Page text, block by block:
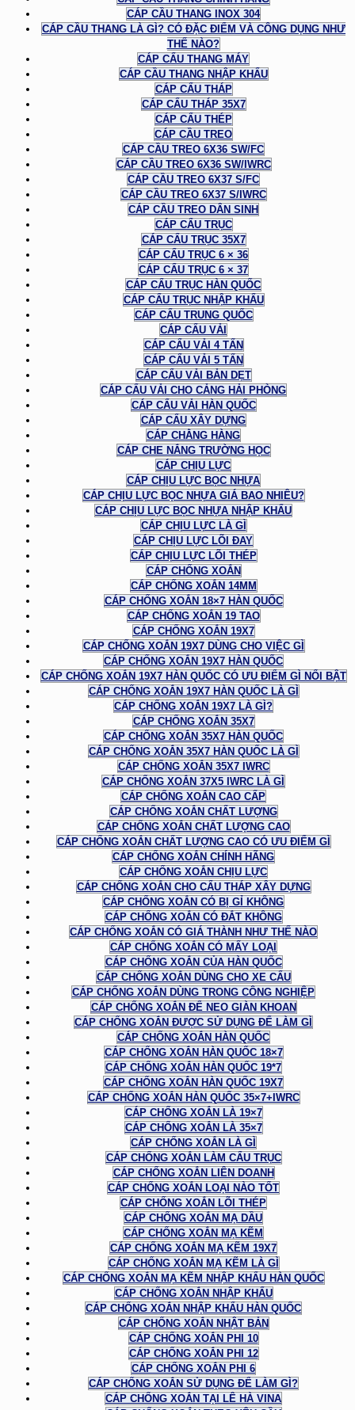
CÁP CẦU THANG INOX 304
CÁP CẦU THANG LÀ GÌ? CÓ ĐẶC ĐIỂM VÀ CÔNG DỤNG NHƯ
THẾ NÀO?
CÁP CẨU THANG MÁY
CÁP CẦU THANG NHẬP KHẨU
CÁP CẨU THÁP
CÁP CẨU THÁP 35X7
CÁP CẨU THÉP
CÁP CẦU TREO
CÁP CẦU TREO 6X36 SW/FC
CÁP CẦU TREO 6X36 SW/IWRC
CÁP CẦU TREO 6X37 S/FC
CÁP CẦU TREO 6X37 S/IWRC
CÁP CẦU TREO DÂN SINH
CÁP CẨU TRỤC
CÁP CẨU TRỤC 35X7
CÁP CẨU TRỤC 6 × 36
CÁP CẨU TRỤC 6 × 37
CÁP CẨU TRỤC HÀN QUỐC
CÁP CẨU TRỤC NHẬP KHẨU
CÁP CẨU TRUNG QUỐC
CÁP CẨU VẢI
CÁP CẨU VẢI 4 TẤN
CÁP CẨU VẢI 5 TẤN
CÁP CẨU VẢI BẢN DẸT
CÁP CẨU VẢI CHO CẢNG HẢI PHÒNG
CÁP CẨU VẢI HÀN QUỐC
CÁP CẨU XÂY DỰNG
CÁP CHẰNG HÀNG
CÁP CHE NẮNG TRƯỜNG HỌC
CÁP CHỊU LỰC
CÁP CHỊU LỰC BỌC NHỰA
CÁP CHỊU LỰC BỌC NHỰA GIÁ BAO NHIÊU?
CÁP CHỊU LỰC BỌC NHỰA NHẬP KHẨU
CÁP CHỊU LỰC LÀ GÌ
CÁP CHỊU LỰC LÕI ĐAY
CÁP CHỊU LỰC LÕI THÉP
CÁP CHỐNG XOẮN
CÁP CHỐNG XOẮN 14MM
CÁP CHỐNG XOẮN 18×7 HÀN QUỐC
CÁP CHỐNG XOẮN 19 TAO
CÁP CHỐNG XOẮN 19X7
CÁP CHỐNG XOẮN 19X7 DÙNG CHO VIỆC GÌ
CÁP CHỐNG XOẮN 19X7 HÀN QUỐC
CÁP CHỐNG XOẮN 19X7 HÀN QUỐC CÓ ƯU ĐIỂM GÌ NỔI BẬT
CÁP CHỐNG XOẮN 19X7 HÀN QUỐC LÀ GÌ
CÁP CHỐNG XOẮN 19X7 LÀ GÌ?
CÁP CHỐNG XOẮN 35X7
CÁP CHỐNG XOẮN 35X7 HÀN QUỐC
CÁP CHỐNG XOẮN 35X7 HÀN QUỐC LÀ GÌ
CÁP CHỐNG XOẮN 35X7 IWRC
CÁP CHỐNG XOẮN 37X5 IWRC LÀ GÌ
CÁP CHỐNG XOẮN CAO CẤP
CÁP CHỐNG XOẮN CHẤT LƯỢNG
CÁP CHỐNG XOẮN CHẤT LƯỢNG CAO
CÁP CHỐNG XOẮN CHẤT LƯỢNG CAO CÓ ƯU ĐIỂM GÌ
CÁP CHỐNG XOẮN CHÍNH HÃNG
CÁP CHỐNG XOẮN CHỊU LỰC
CÁP CHỐNG XOẮN CHO CẨU THÁP XÂY DỰNG
CÁP CHỐNG XOẮN CÓ BỊ GỈ KHÔNG
CÁP CHỐNG XOẮN CÓ ĐẮT KHÔNG
CÁP CHỐNG XOẮN CÓ GIÁ THÀNH NHƯ THẾ NÀO
CÁP CHỐNG XOẮN CÓ MẤY LOẠI
CÁP CHỐNG XOẮN CỦA HÀN QUỐC
CÁP CHỐNG XOẮN DÙNG CHO XE CẨU
CÁP CHỐNG XOẮN DÙNG TRONG CÔNG NGHIỆP
CÁP CHỐNG XOẮN ĐỂ NEO GIÀN KHOAN
CÁP CHỐNG XOẮN ĐƯỢC SỬ DỤNG ĐỂ LÀM GÌ
CÁP CHỐNG XOẮN HÀN QUỐC
CÁP CHỐNG XOẮN HÀN QUỐC 18×7
CÁP CHỐNG XOẮN HÀN QUỐC 19*7
CÁP CHỐNG XOẮN HÀN QUỐC 19X7
CÁP CHỐNG XOẮN HÀN QUỐC 35×7+IWRC
CÁP CHỐNG XOẮN LÀ 19×7
CÁP CHỐNG XOẮN LÀ 35×7
CÁP CHỐNG XOẮN LÀ GÌ
CÁP CHỐNG XOẮN LÀM CẨU TRỤC
CÁP CHỐNG XOẮN LIÊN DOANH
CÁP CHỐNG XOẮN LOẠI NÀO TỐT
CÁP CHỐNG XOẮN LÕI THÉP
CÁP CHỐNG XOẮN MẠ DẦU
CÁP CHỐNG XOẮN MẠ KẼM
CÁP CHỐNG XOẮN MẠ KẼM 19X7
CÁP CHỐNG XOẮN MẠ KẼM LÀ GÌ
CÁP CHỐNG XOẮN MẠ KẼM NHẬP KHẨU HÀN QUỐC
CÁP CHỐNG XOẮN NHẬP KHẨU
CÁP CHỐNG XOẮN NHẬP KHẨU HÀN QUỐC
CÁP CHỐNG XOẮN NHẬT BẢN
CÁP CHỐNG XOẮN PHI 10
CÁP CHỐNG XOẮN PHI 12
CÁP CHỐNG XOẮN PHI 6
CÁP CHỐNG XOẮN SỬ DỤNG ĐỂ LÀM GÌ?
CÁP CHỐNG XOẮN TẠI LÊ HÀ VINA